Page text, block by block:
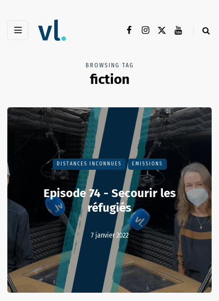
BROWSING TAG
fiction
DISTANCES INCONNUES EMISSIONS
Episode 74 - Secourir les
réfugiés
7 janvier 2022